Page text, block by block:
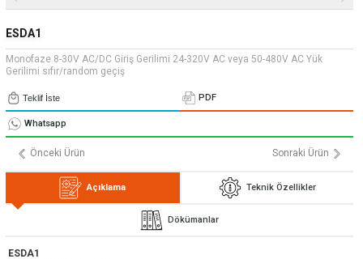
ESDA1
Monofaze 8-30V AC/DC Giriş Gerilimi 24-320V AC veya 50-480V AC Yük
Gerilimi sıfır/random geçiş
Teklif İste PDF
Whatsapp
Önceki Ürün Sonraki Ürün
Açıklama Teknik Özellikler
Dökümanlar
ESDA1